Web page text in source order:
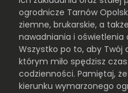
ogrodnicze Tarnów
ziemne, brukarskie, a
nawadniania i oświetlenia
Wszystko po to, aby Twój
którym miło spędzisz
codzienności. Pamiętaj,
kierunku wymarzonego